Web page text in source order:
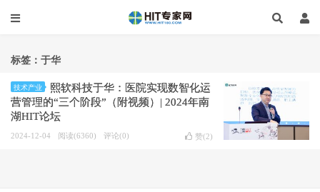
标签：于华
技术产业
熙软科技于华：医院实现数智化运
营管理的“三个阶段”（附视频）| 2024年南
湖HIT论坛
2024-12-04 阅读(6360) 评论(0) 赞(2)